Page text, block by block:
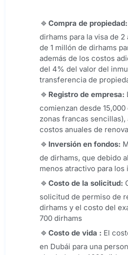
Compra de propiedad:
dirhams para la visa de
de 1 millón de dirhams
además de los costos
del 4% del valor del
transferencia de
Registro de empresa:
comienzan desde 15,000
zonas francas sencillas),
costos anuales de
Inversión en fondos:
de dirhams, que debido
menos atractivo para los
Costo de la solicitud:
solicitud de permiso de
dirhams y el costo del
700 dirhams
Costo de vida : El
en Dubái para una